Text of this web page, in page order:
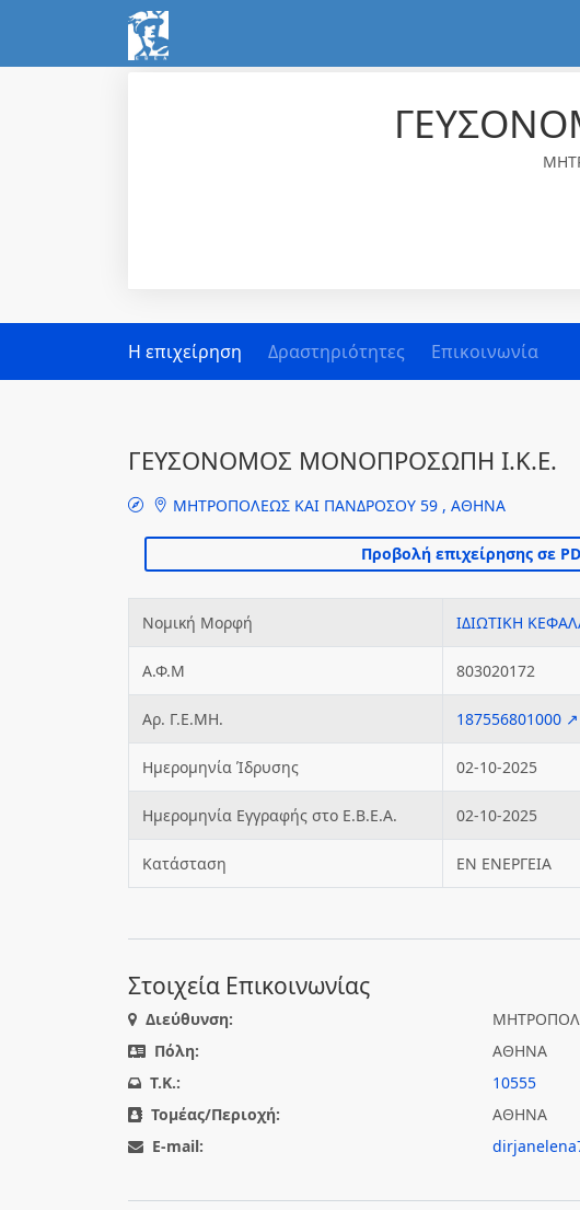
Η επιχείρηση Δραστηριότητες Επικοινωνία
ΓΕΥΣΟΝΟΜΟΣ ΜΟΝΟΠΡΟΣΩΠΗ Ι.Κ.Ε.
ΜΗΤΡΟΠΟΛΕΩΣ ΚΑΙ ΠΑΝΔΡΟΣΟΥ 59 , ΑΘΗΝΑ
Νομική Μορφή ΙΔΙΩΤΙΚΗ
Α.Φ.Μ 803020172
Αρ. Γ.Ε.ΜΗ. 187556801000 ↗
Ημερομηνία Ίδρυσης 02-10-2025
Ημερομηνία Εγγραφής στο Ε.Β.Ε.Α. 02-10-2025
Κατάσταση ΕΝ ΕΝΕΡΓΕΙΑ
Στοιχεία Επικοινωνίας
Διεύθυνση:
Πόλη:
ΑΘΗΝΑ
T.K.:
10555
Τομέας/Περιοχή:
ΑΘΗΝΑ
E-mail: